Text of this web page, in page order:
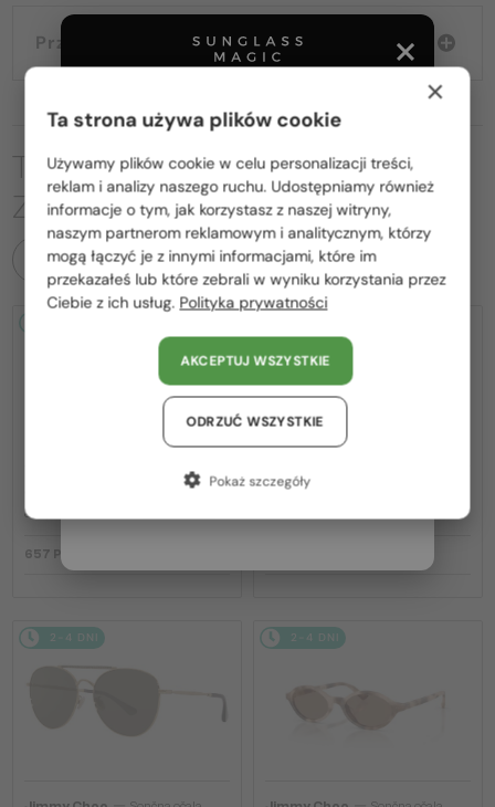
Przewodnik wyborczy
TO MOŻE CIĘ RÓWNIEŻ
ZAINTERESOWAĆ
WSZYSTKIE PRODUKTY
Sončna očala
JC4012 - 300613 - 60
657 PLN
Jimmy Choo
2-4 DNI 2-4 DNI
Proszę wybierz z listy odpowiedni dla Ciebie kraj:
Polska / PL
România / RO
Magyarország / HU
United Arab Emirates / EN
Austria / AT
Niemcy / DE
Włochy / IT
×
Ta strona używa plików cookie
Używamy plików cookie w celu personalizacji treści,
reklam i analizy naszego ruchu. Udostępniamy również
informacje o tym, jak korzystasz z naszej witryny,
naszym partnerom reklamowym i analitycznym, którzy
mogą łączyć je z innymi informacjami, które im
przekazałeś lub które zebrali w wyniku korzystania przez
Ciebie z ich usług. Polityka prywatności
AKCEPTUJ WSZYSTKIE
ODRZUĆ WSZYSTKIE
Pokaż szczegóły